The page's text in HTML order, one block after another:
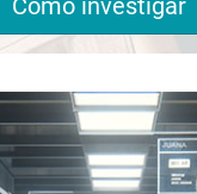
Como investigar